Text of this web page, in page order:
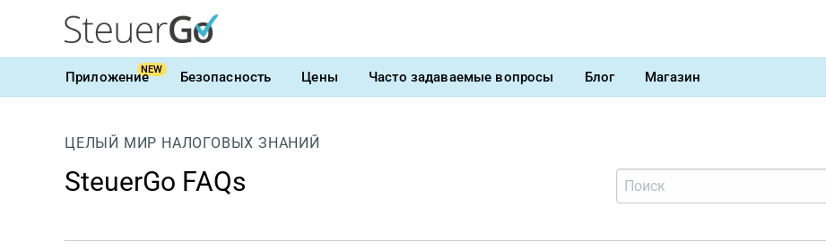
ПриложениеNEW Безопасность Цены Часто задаваемые вопросы Блог Магазин
ЦЕЛЫЙ МИР НАЛОГОВЫХ ЗНАНИЙ
SteuerGo FAQs